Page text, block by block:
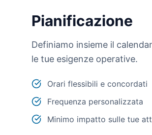
Pianificazione
Definiamo insieme il
le tue esigenze operative.
Orari flessibili e concordati
Frequenza personalizzata
Minimo impatto sulle tue